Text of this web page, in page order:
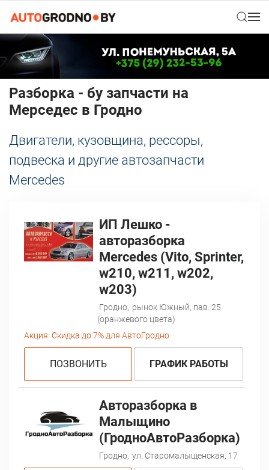
Разборка - бу запчасти на
Мерседес в Гродно
Двигатели, кузовщина, рессоры,
подвеска и другие автозапчасти
Mercedes
ИП Лешко -
авторазборка
Mercedes (Vito, Sprinter,
w210, w211, w202,
w203)
Гродно, рынок Южный, пав. 25
(оранжевого цвета)
Акция: Скидка до 7% для АвтоГродно
ПОЗВОНИТЬ ГРАФИК РАБОТЫ
Авторазборка в
Малыщино
(ГродноАвтоРазборка)
Гродно, ул. Старомалыщенская, 17